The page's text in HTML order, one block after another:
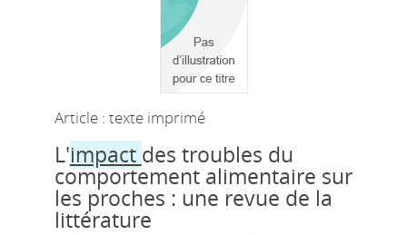
Article : texte imprimé
L'impact des troubles du
comportement alimentaire sur
les proches : une revue de la
littérature